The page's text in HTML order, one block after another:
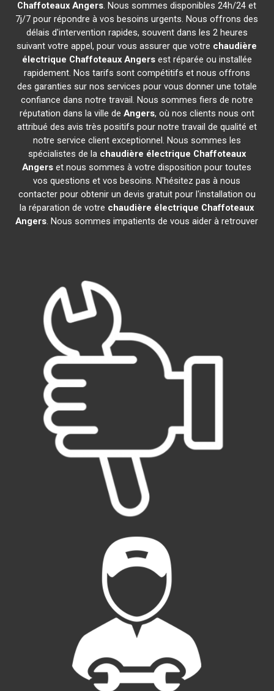
Chaffoteaux Angers. Nous sommes disponibles 24h/24 et
7j/7 pour répondre à vos besoins urgents. Nous offrons des
délais d'intervention rapides, souvent dans les 2 heures
suivant votre appel, pour vous assurer que votre chaudière
électrique Chaffoteaux Angersest réparée ou installée
rapidement. Nos tarifs sont compétitifs et nous offrons
des garanties sur nos services pour vous donner une totale
confiance dans notre travail. Nous sommes fiers de notre
réputation dans la ville de Angers, où nos clients nous ont
attribué des avis très positifs pour notre travail de qualité et
notre service client exceptionnel. Nous sommes les
spécialistes de la chaudière électrique Chaffoteaux
Angers et nous sommes à votre disposition pour toutes
vos questions et vos besoins. N'hésitez pas à nous
contacter pour obtenir un devis gratuit pour l'installation ou
la réparation de votre chaudière électrique Chaffoteaux
Angers. Nous sommes impatients de vous aider à retrouver